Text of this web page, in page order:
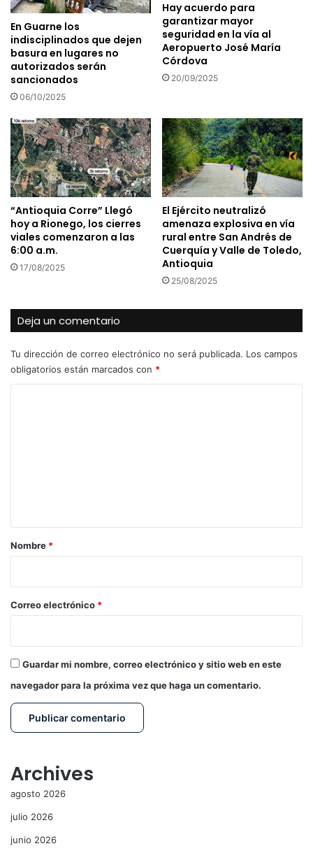
En Guarne los
indisciplinados que dejen
basura en lugares no
autorizados serán
sancionados
06/10/2025
Hay acuerdo para
garantizar mayor
seguridad en la vía al
Aeropuerto José María
Córdova
20/09/2025
“Antioquia Corre” Llegó
hoy a Rionego, los cierres
viales comenzaron a las
6:00 a.m.
17/08/2025
El Ejército neutralizó
amenaza explosiva en vía
rural entre San Andrés de
Cuerquía y Valle de Toledo,
Antioquia
25/08/2025
Deja un comentario
Tu dirección de correo electrónico no será publicada. Los campos
obligatorios están marcados con *
r
*
Nombre *
Correo electrónico *
Guardar mi nombre, correo electrónico y sitio web en este
navegador para la próxima vez que haga un comentario.
Archives
agosto 2026
julio 2026
junio 2026